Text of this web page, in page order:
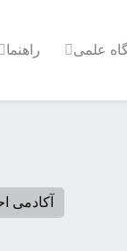
علمی راهنما
آکادمی